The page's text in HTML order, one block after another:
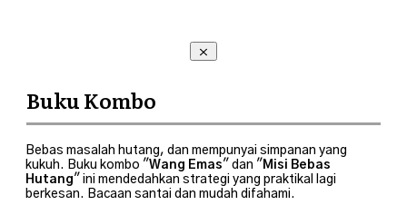
Buku Kombo
Bebas masalah hutang, dan mempunyai simpanan yang
kukuh. Buku kombo "Wang Emas" dan " Misi Bebas
Hutang" ini mendedahkan strategi yang praktikal lagi
berkesan. Bacaan santai dan mudah difahami.